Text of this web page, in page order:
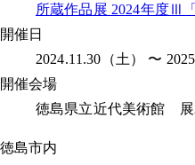
所蔵作品展 2024年度Ⅲ
開催日
2024.11.30（土） 〜
開催会場
徳島県立近代美術館 展
徳島市内